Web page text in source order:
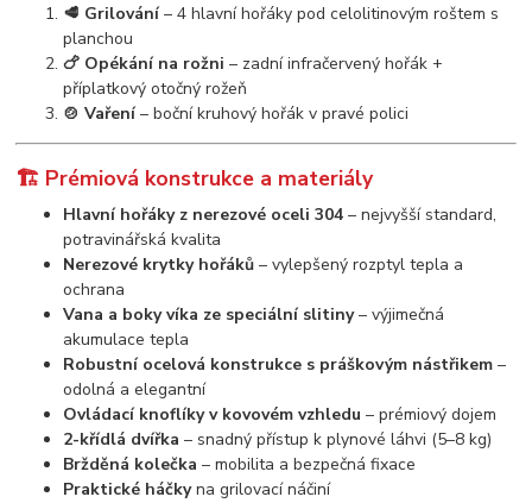
🥩 Grilování– 4 hlavní hořáky pod celolitinovým roštem s
planchou
🍗 Opékání na rožni – zadní infračervený hořák +
příplatkový otočný rožeň
🍲 Vaření– boční kruhový hořák v pravé polici
🏗️ Prémiová konstrukce a materiály
Hlavní hořáky z nerezové oceli 304 – nejvyšší standard,
potravinářská kvalita
Nerezové krytky hořáků – vylepšený rozptyl tepla a
ochrana
Vana a boky víka ze speciální slitiny– výjimečná
akumulace tepla
Robustní ocelová konstrukce s práškovým nástřikem –
odolná a elegantní
Ovládací knoflíky v kovovém vzhledu – prémiový dojem
2-křídlá dvířka – snadný přístup k plynové láhvi (5–8 kg)
Bržděná kolečka – mobilita a bezpečná fixace
Praktické háčkyna grilovací náčiní